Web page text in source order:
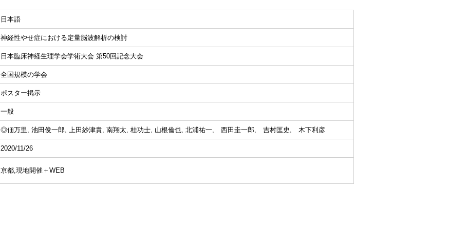
日本語
神経性やせ症における定量脳波解析の検討
日本臨床神経生理学会学術大会 第50回記念大会
全国規模の学会
ポスター掲示
一般
◎佃万里, 池田俊一郎, 上田紗津貴, 南翔太, 桂功士, 山根倫也, 北浦祐一, 西田圭一郎, 吉村匡史, 木下利彦
2020/11/26
京都,現地開催＋WEB